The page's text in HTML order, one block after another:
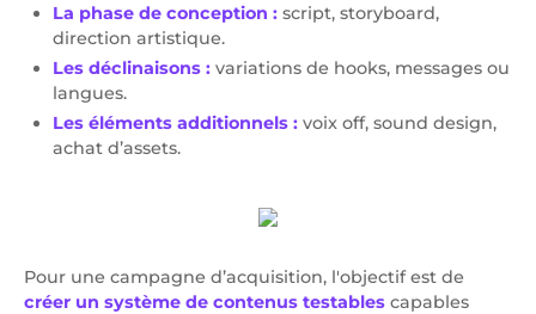
La phase de conception : script, storyboard,
direction artistique.
Les déclinaisons : variations de hooks, messages ou
langues.
Les éléments additionnels : voix off, sound design,
achat d’assets.
Pour une campagne d’acquisition, l'objectif est de
créer un système de contenus testables capables